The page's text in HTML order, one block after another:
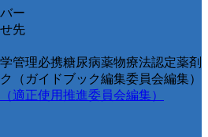
ー
先
管理必携糖尿病薬物療法認定薬剤
（ガイドブック編集委員会編集）
適正使用推進委員会編集）